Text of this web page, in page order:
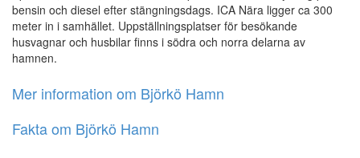
bensin och diesel efter stängningsdags. ICA Nära ligger ca 300
meter in i samhället. Uppställningsplatser för besökande
husvagnar och husbilar finns i södra och norra delarna av
hamnen.
Mer information om Björkö Hamn
Fakta om Björkö Hamn